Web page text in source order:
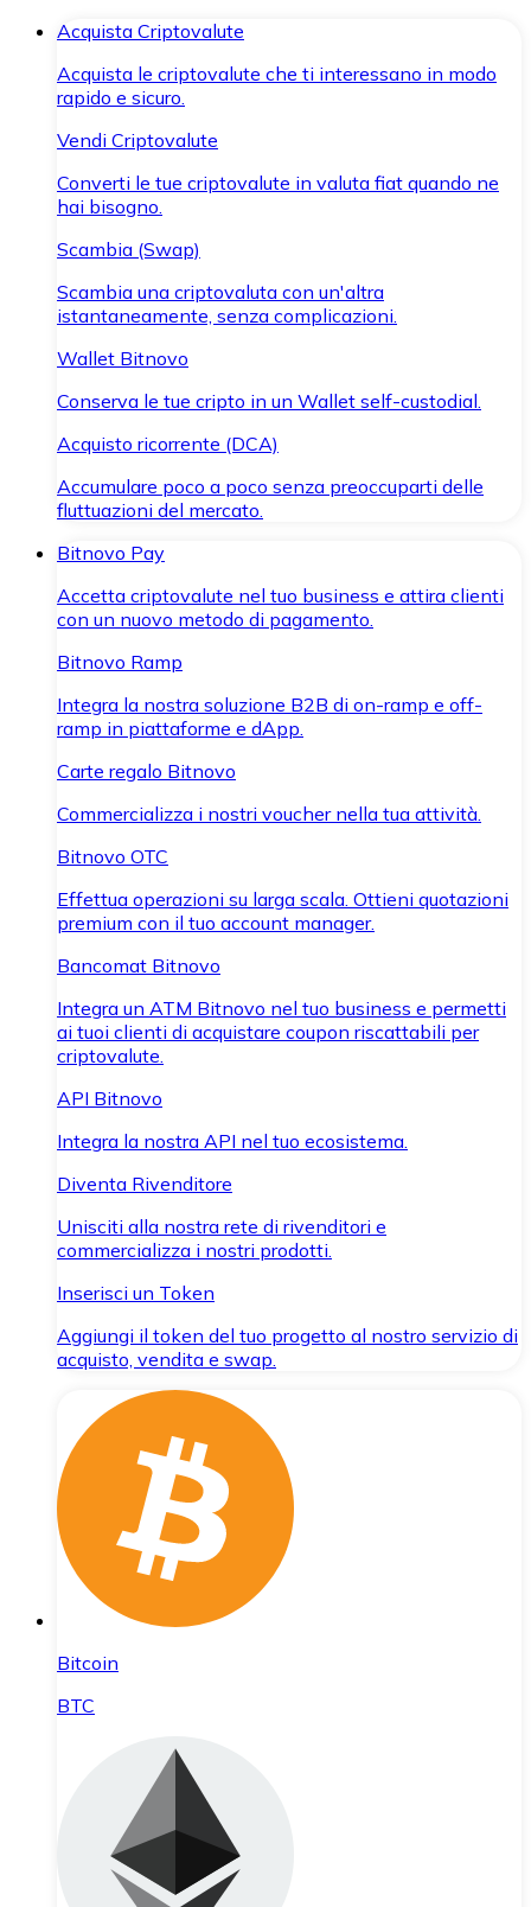
Acquista Criptovalute
Acquista le criptovalute che ti interessano in modo
rapido e sicuro.
Vendi Criptovalute
Converti le tue criptovalute in valuta fiat quando ne
hai bisogno.
Scambia (Swap)
Scambia una criptovaluta con un'altra
istantaneamente, senza complicazioni.
Wallet Bitnovo
Conserva le tue cripto in un Wallet self-custodial.
Acquisto ricorrente (DCA)
Accumulare poco a poco senza preoccuparti delle
fluttuazioni del mercato.
Bitnovo Pay
Accetta criptovalute nel tuo business e attira clienti
con un nuovo metodo di pagamento.
Bitnovo Ramp
Integra la nostra soluzione B2B di on-ramp e off-
ramp in piattaforme e dApp.
Carte regalo Bitnovo
Commercializza i nostri voucher nella tua attività.
Bitnovo OTC
Effettua operazioni su larga scala. Ottieni quotazioni
premium con il tuo account manager.
Bancomat Bitnovo
Integra un ATM Bitnovo nel tuo business e permetti
ai tuoi clienti di acquistare coupon riscattabili per
criptovalute.
API Bitnovo
Integra la nostra API nel tuo ecosistema.
Diventa Rivenditore
Unisciti alla nostra rete di rivenditori e
commercializza i nostri prodotti.
Inserisci un Token
Aggiungi il token del tuo progetto al nostro servizio di
acquisto, vendita e swap.
Bitcoin
BTC